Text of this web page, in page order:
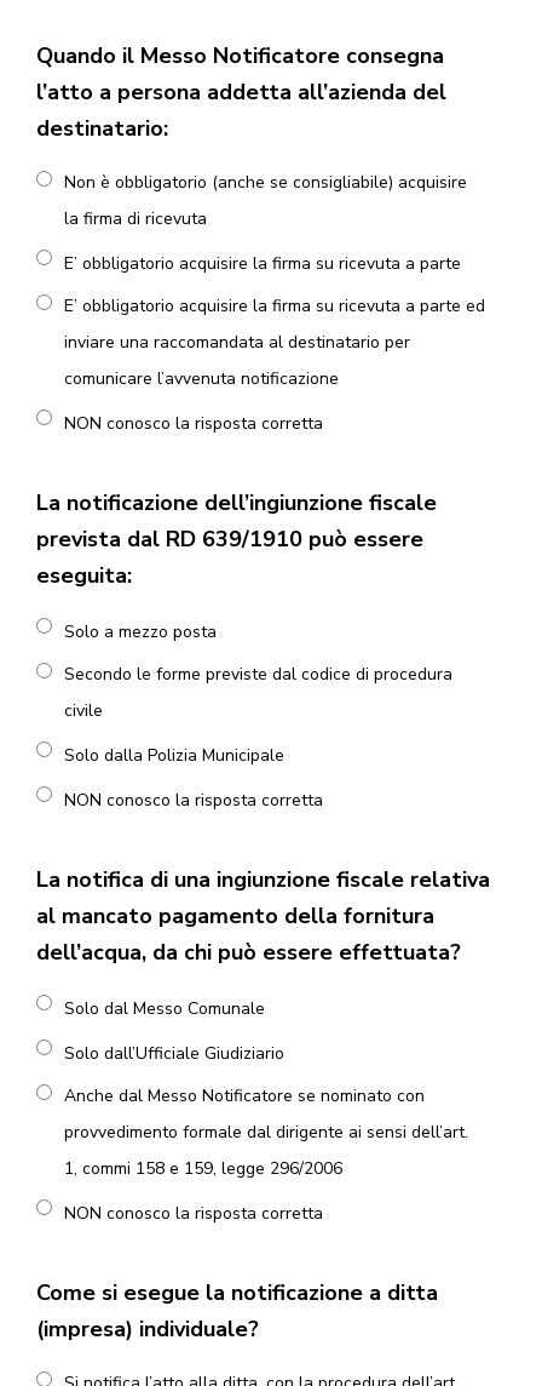
Quando il Messo Notificatore consegna
l’atto a persona addetta all’azienda del
destinatario:
Non è obbligatorio (anche se consigliabile) acquisire
la firma di ricevuta
E’ obbligatorio acquisire la firma su ricevuta a parte
E’ obbligatorio acquisire la firma su ricevuta a parte ed
inviare una raccomandata al destinatario per
comunicare l’avvenuta notificazione
NON conosco la risposta corretta
La notificazione dell’ingiunzione fiscale
prevista dal RD 639/1910 può essere
eseguita:
Solo a mezzo posta
Secondo le forme previste dal codice di procedura
civile
Solo dalla Polizia Municipale
NON conosco la risposta corretta
La notifica di una ingiunzione fiscale relativa
al mancato pagamento della fornitura
dell’acqua, da chi può essere effettuata?
Solo dal Messo Comunale
Solo dall’Ufficiale Giudiziario
Anche dal Messo Notificatore se nominato con
provvedimento formale dal dirigente ai sensi dell’art.
1, commi 158 e 159, legge 296/2006
NON conosco la risposta corretta
Come si esegue la notificazione a ditta
(impresa) individuale?